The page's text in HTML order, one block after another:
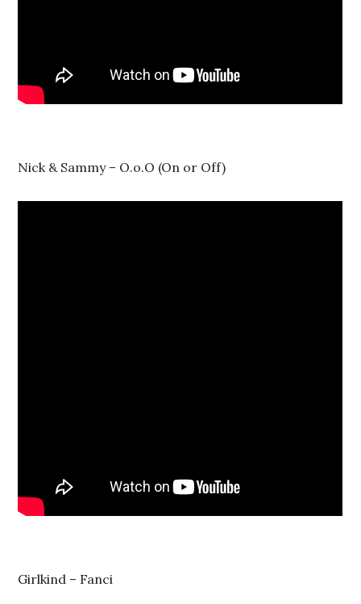
Nick & Sammy – O.o.O (On or Off)
Girlkind – Fanci